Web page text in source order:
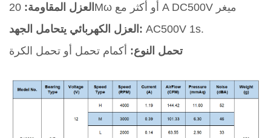
العزل المقاومة:
20Mω أو أكثر مع A DC500V ميغر
العزل الكهربائي يتحامل الجهد: AC500V 1s.
تحمل النوع: أكمام تحمل أو تحمل الكرة